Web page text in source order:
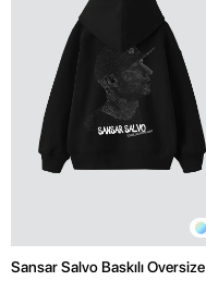
Sansar Salvo Baskılı Oversize